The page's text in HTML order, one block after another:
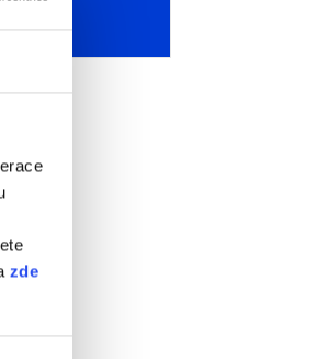
zde